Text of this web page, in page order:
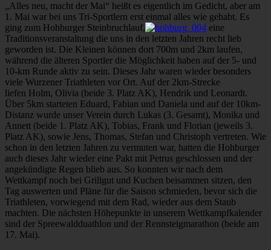
„Alles neu, macht der Mai“ heißt es eigentlich im Gedicht, aber am
1. Mai war bei uns Tri-Sportlern erst einmal alles wie gehabt. Es
ging zum Hohburger Steinbruchlauf,
eine
Traditionsveranstaltung die uns in den letzten Jahren recht lieb
geworden ist. Die Kleinen können dort 700m und 2km laufen,
während die älteren Sportler die Möglichkeit haben auf der 5- und
10-km Runde aktiv zu sein. Dieses Jahr waren wieder besonders
viele Wurzener Triathleten vor Ort. Auf der 2km-Strecke
liefen Holm, Olivia (beide 3. Platz AK), Hendrik und Leonardt.
Über 5km starteten Eduard, Fabian und Daniela und auf der 10km-
Distanz wurde unser Verein durch Lukas (3. Gesamt), Monika und
Annett (beide 1. Platz AK), Tobias, Frank und Florian (jeweils 3.
Platz AK), sowie Jens, Thomas, Stefan und Christoph vertreten. Wie
schon in den letzten Jahren zu vermuten war, hatten die Hohburger
auch dieses Jahr wieder eine Pakt mit Petrus geschlossen und der
angekündigte Regen blieb aus. So konnten wir nach dem
Wettkampf noch bei Grillgut und Kuchen beisammen sitzen, den
Tag auswerten und Pläne für die Saison schmieden, bevor sich die
Triathleten, vorwiegend mit dem Rad, wieder aus dem Staub
machten. Die nächsten Höhepunkte in unserem Wettkampfkalender
sind der Spreewaldduathlon und der Rennsteigmarathon (beide am
17. Mai).